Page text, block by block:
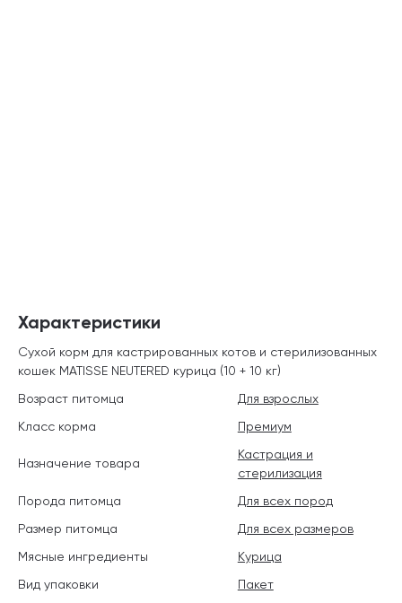
Характеристики
Сухой корм для кастрированных котов и стерилизованных
кошек MATISSE NEUTERED курица (10 + 10 кг)
Возраст питомца
Для взрослых
Класс корма
Премиум
Назначение товара
Кастрация и
стерилизация
Порода питомца
Для всех пород
Размер питомца
Для всех размеров
Мясные ингредиенты
Курица
Вид упаковки
Пакет